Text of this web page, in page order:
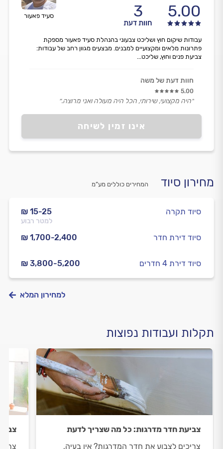
סעיד פאעור 5.00
3
חוות דעת
אינו זמין לשיחה
עבודות שיקום חוץ ושליכט צבעוני בהנהלת סעיד פאעור מספקת
פתרונות מלאים ומקצועיים למבנים. מבצעים מגוון רחב של עבודות:
צביעת פנים וחוץ, שליכט...
חוות דעת של משה
5.00
״היה מקצועי, שירותי, הכל היה מעולה ואני מרוצה.״
מחירון סיוד המחירים כוללים מע”מ
₪ 15-25
למטר רבוע
סיוד תקרה
₪ 1,700-2,400 סיוד דירת חדר
₪ 3,800-5,200 סיוד דירת 4 חדרים
למחירון המלא
תקלות ועבודות נפוצות
צביעת חדר מדרגות: כל מה שצריך לדעת
צריכים לצבוע את חדר המדרגות? אין בעיה,